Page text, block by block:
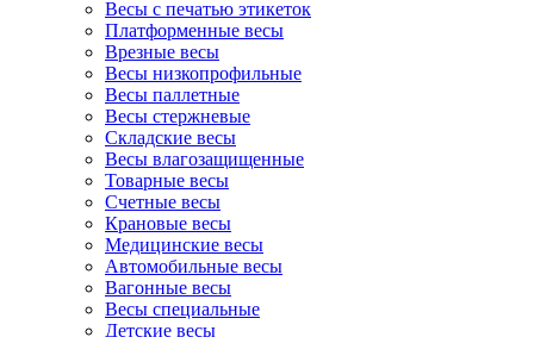
Весы с печатью этикеток
Платформенные весы
Врезные весы
Весы низкопрофильные
Весы паллетные
Весы стержневые
Складские весы
Весы влагозащищенные
Товарные весы
Счетные весы
Крановые весы
Медицинские весы
Автомобильные весы
Вагонные весы
Весы специальные
Детские весы